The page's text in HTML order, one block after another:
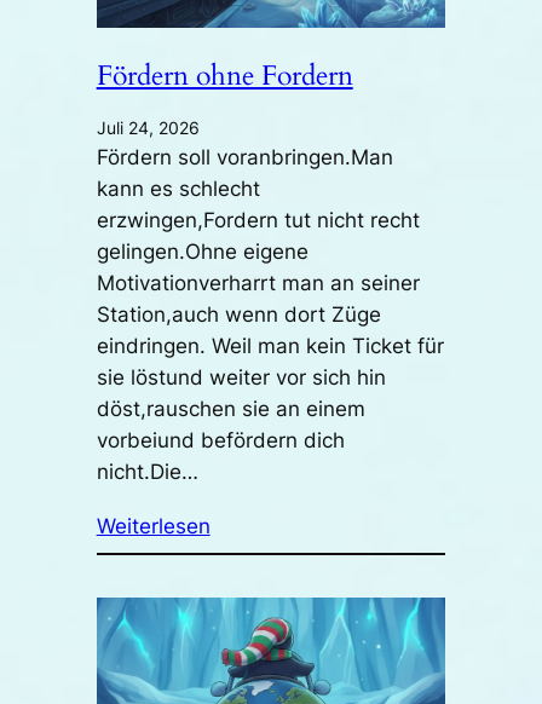
Fördern ohne Fordern
Juli 24, 2026
Fördern soll voranbringen.Man
kann es schlecht
erzwingen,Fordern tut nicht recht
gelingen.Ohne eigene
Motivationverharrt man an seiner
Station,auch wenn dort Züge
eindringen. Weil man kein Ticket für
sie löstund weiter vor sich hin
döst,rauschen sie an einem
vorbeiund befördern dich
nicht.Die…
Weiterlesen